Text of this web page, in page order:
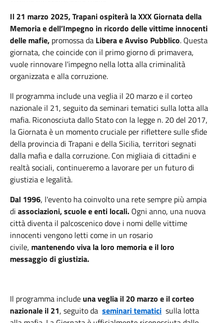
Il 21 marzo 2025, Trapani ospiterà la XXX Giornata della
Memoria e dell’Impegno in ricordo delle vittime innocenti
delle mafie, promossa da Libera e Avviso Pubblico. Questa
giornata, che coincide con il primo giorno di primavera,
vuole rinnovare l'impegno nella lotta alla criminalità
organizzata e alla corruzione.
Il programma include una veglia il 20 marzo e il corteo
nazionale il 21, seguito da seminari tematici sulla lotta alla
mafia. Riconosciuta dallo Stato con la legge n. 20 del 2017,
la Giornata è un momento cruciale per riflettere sulle sfide
della provincia di Trapani e della Sicilia, territori segnati
dalla mafia e dalla corruzione. Con migliaia di cittadini e
realtà sociali, continueremo a lavorare per un futuro di
giustizia e legalità.
Dal 1996, l'evento ha coinvolto una rete sempre più ampia
di associazioni, scuole e enti locali. Ogni anno, una nuova
città diventa il palcoscenico dove i nomi delle vittime
innocenti vengono letti come in un rosario
civile, mantenendo viva la loro memoria e il loro
messaggio di giustizia.
Il programma include una veglia il 20 marzo e il corteo
nazionale il 21, seguito da seminari tematici sulla lotta